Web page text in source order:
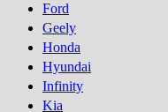
Ford
Geely
Honda
Hyundai
Infinity
Kia